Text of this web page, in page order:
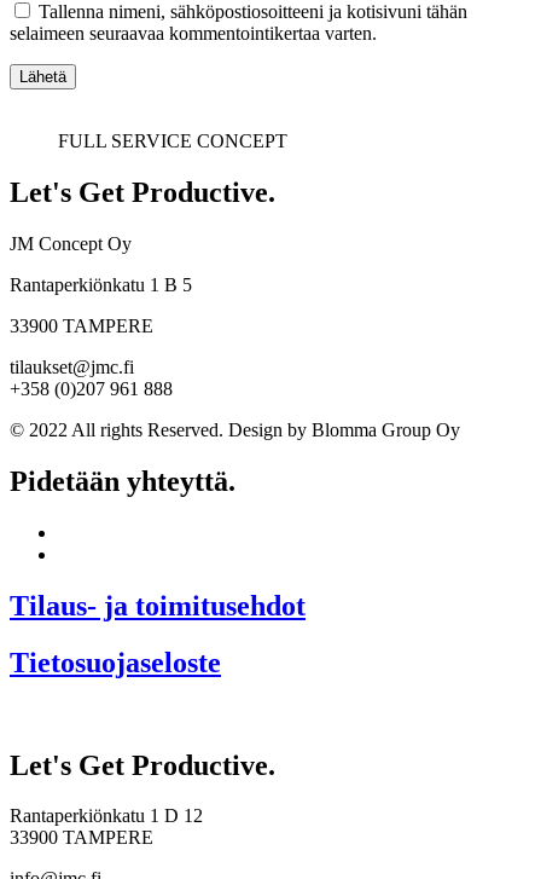
Tallenna nimeni, sähköpostiosoitteeni ja kotisivuni tähän
selaimeen seuraavaa kommentointikertaa varten.
FULL SERVICE CONCEPT
Let's Get Productive.
JM Concept Oy
Rantaperkiönkatu 1 B 5
33900 TAMPERE
tilaukset@jmc.fi
+358 (0)207 961 888
© 2022 All rights Reserved. Design by Blomma Group Oy
Pidetään yhteyttä.
Tilaus- ja toimitusehdot
Tietosuojaseloste
Let's Get Productive.
Rantaperkiönkatu 1 D 12
33900 TAMPERE